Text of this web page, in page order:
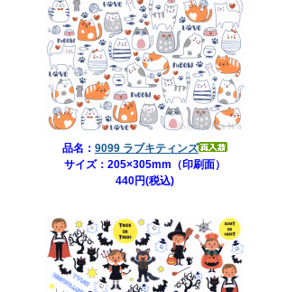
品名： 9099 ラブキティンズ
サイズ：205×305mm（印刷面）
440円(税込)